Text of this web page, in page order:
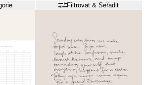
interiéru.
Filtrovat & Seřadit